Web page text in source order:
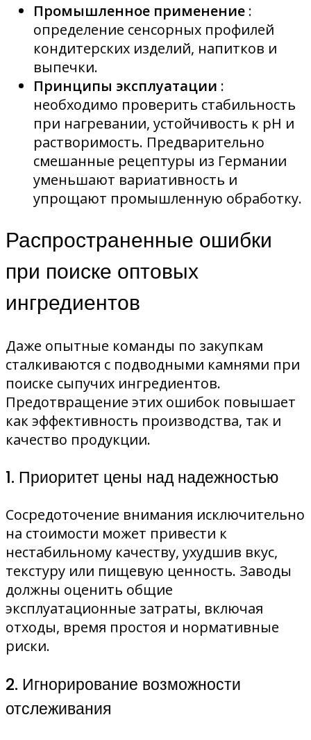
Промышленное применение :
определение сенсорных профилей
кондитерских изделий, напитков и
выпечки.
Принципы эксплуатации :
необходимо проверить стабильность
при нагревании, устойчивость к pH и
растворимость. Предварительно
смешанные рецептуры из Германии
уменьшают вариативность и
упрощают промышленную обработку.
Распространенные ошибки
при поиске оптовых
ингредиентов
Даже опытные команды по закупкам
сталкиваются с подводными камнями при
поиске сыпучих ингредиентов.
Предотвращение этих ошибок повышает
как эффективность производства, так и
качество продукции.
1. Приоритет цены над надежностью
Сосредоточение внимания исключительно
на стоимости может привести к
нестабильному качеству, ухудшив вкус,
текстуру или пищевую ценность. Заводы
должны оценить общие
эксплуатационные затраты, включая
отходы, время простоя и нормативные
риски.
2. Игнорирование возможности
отслеживания